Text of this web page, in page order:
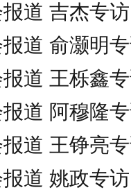
道 吉杰专访
道 俞灏明
道 王栎鑫
道 阿穆隆
道 王铮亮
道 姚政专访